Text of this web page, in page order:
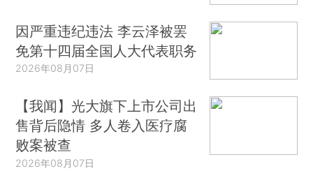
因严重违纪违法 李云泽被罢
免第十四届全国人大代表职务
2026年08月07日
【我闻】光大旗下上市公司出
售背后隐情 多人卷入医疗腐
败案被查
2026年08月07日